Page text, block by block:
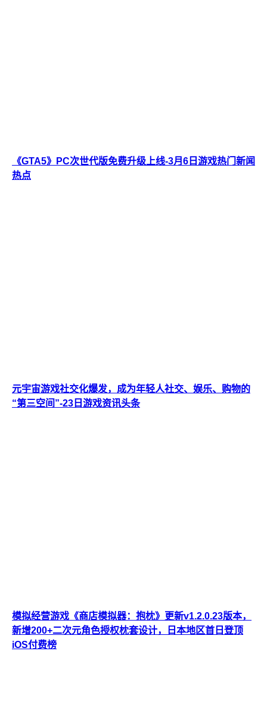
《GTA5》PC次世代版免费升级上线-3月6日游戏热门新闻
热点
元宇宙游戏社交化爆发，成为年轻人社交、娱乐、购物的
“第三空间”-23日游戏资讯头条
模拟经营游戏《商店模拟器：抱枕》更新v1.2.0.23版本，
新增200+二次元角色授权枕套设计，日本地区首日登顶
iOS付费榜